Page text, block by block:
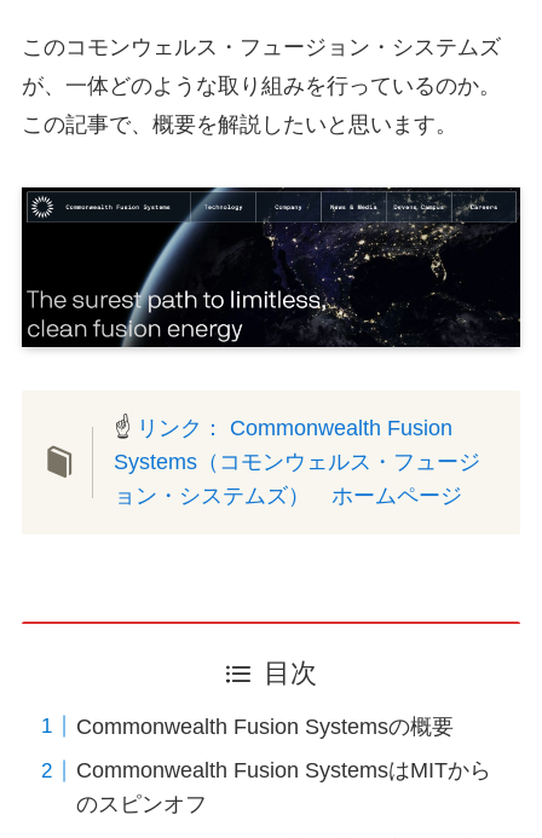
このコモンウェルス・フュージョン・システムズ
が、一体どのような取り組みを行っているのか。
この記事で、概要を解説したいと思います。
☝ リンク： Commonwealth Fusion
Systems（コモンウェルス・フュージ
ョン・システムズ） ホームページ
目次
Commonwealth Fusion Systemsの概要
Commonwealth Fusion SystemsはMITから
のスピンオフ